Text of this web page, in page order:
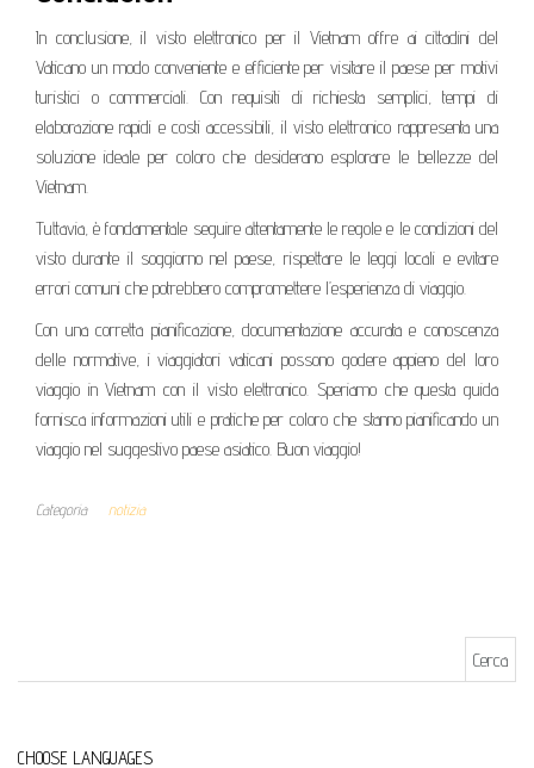
In conclusione, il visto elettronico per il Vietnam offre ai cittadini del
Vaticano un modo conveniente e efficiente per visitare il paese per motivi
turistici o commerciali. Con requisiti di richiesta semplici, tempi di
elaborazione rapidi e costi accessibili, il visto elettronico rappresenta una
soluzione ideale per coloro che desiderano esplorare le bellezze del
Vietnam.
Tuttavia, è fondamentale seguire attentamente le regole e le condizioni del
visto durante il soggiorno nel paese, rispettare le leggi locali e evitare
errori comuni che potrebbero compromettere l’esperienza di viaggio.
Con una corretta pianificazione, documentazione accurata e conoscenza
delle normative, i viaggiatori vaticani possono godere appieno del loro
viaggio in Vietnam con il visto elettronico. Speriamo che questa guida
fornisca informazioni utili e pratiche per coloro che stanno pianificando un
viaggio nel suggestivo paese asiatico. Buon viaggio!
Categoria notizia
CHOOSE LANGUAGES